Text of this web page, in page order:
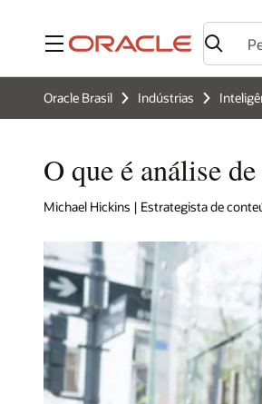
Menu
Oracle Brasil Indústrias
O que é análise
Michael Hickins | Estrategista de